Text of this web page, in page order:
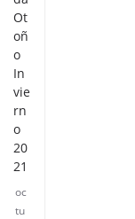
Ot
oñ
o
In
vie
rn
o
20
21
oc
tu